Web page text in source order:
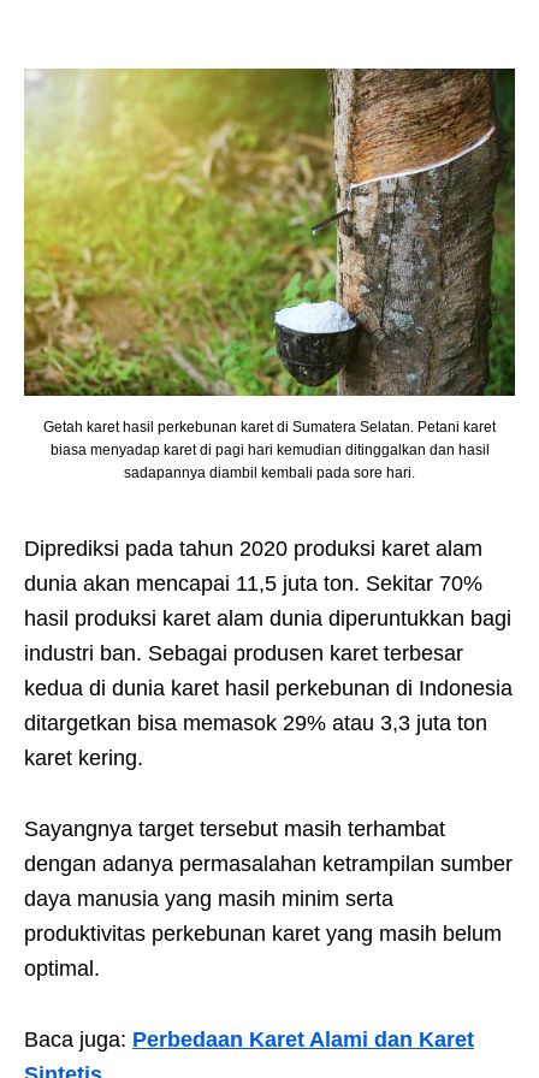
Getah karet hasil perkebunan karet di Sumatera Selatan. Petani karet
biasa menyadap karet di pagi hari kemudian ditinggalkan dan hasil
sadapannya diambil kembali pada sore hari.
Diprediksi pada tahun 2020 produksi karet alam
dunia akan mencapai 11,5 juta ton. Sekitar 70%
hasil produksi karet alam dunia diperuntukkan bagi
industri ban. Sebagai produsen karet terbesar
kedua di dunia karet hasil perkebunan di Indonesia
ditargetkan bisa memasok 29% atau 3,3 juta ton
karet kering.
Sayangnya target tersebut masih terhambat
dengan adanya permasalahan ketrampilan sumber
daya manusia yang masih minim serta
produktivitas perkebunan karet yang masih belum
optimal.
Baca juga: Perbedaan Karet Alami dan Karet